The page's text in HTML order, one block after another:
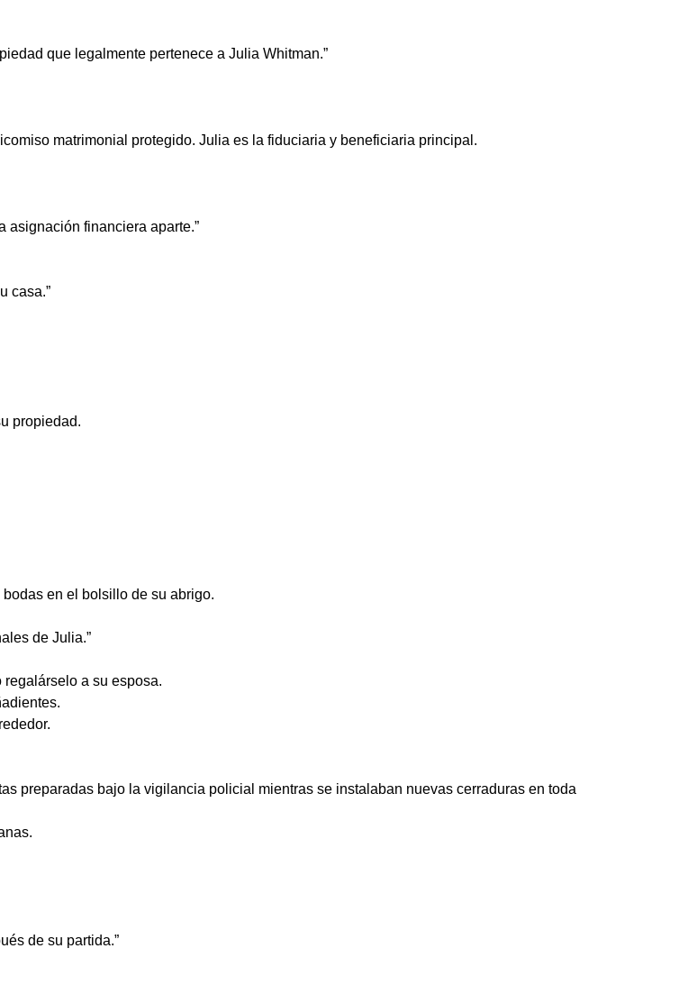
que legalmente pertenece a Julia Whitman.”
matrimonial protegido. Julia es la fiduciaria y beneficiaria principal.
asignación financiera aparte.”
casa.”
propiedad.
en el bolsillo de su abrigo.
de Julia.”
a su esposa.
preparadas bajo la vigilancia policial mientras se instalaban nuevas cerraduras en toda
de su partida.”